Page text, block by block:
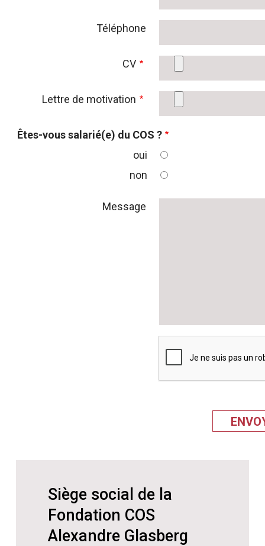
Téléphone
CV
Lettre de motivation
Êtes-vous salarié(e) du COS ?
oui
non
Message
Siège social de la
Fondation COS
Alexandre Glasberg